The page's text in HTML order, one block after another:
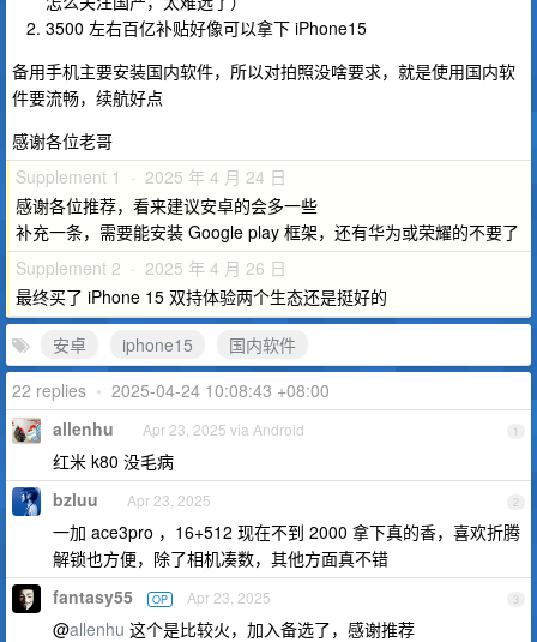
3500 左右百亿补贴好像可以拿下 iPhone15
备用手机主要安装国内软件，所以对拍照没啥要求，就是使用国内软
件要流畅，续航好点
感谢各位老哥
Supplement 1 · 2025 年 4 月 24 日
感谢各位推荐，看来建议安卓的会多一些
补充一条，需要能安装 Google play 框架，还有华为或荣耀的不要了
Supplement 2 · 2025 年 4 月 26 日
最终买了 iPhone 15 双持体验两个生态还是挺好的
安卓
iphone15
国内软件
22 replies • 2025-04-24 10:08:43 +08:00
1
allenhu Apr 23, 2025 via Android
红米 k80 没毛病
2
bzluu Apr 23, 2025
一加 ace3pro ，16+512 现在不到 2000 拿下真的香，喜欢折腾
解锁也方便，除了相机凑数，其他方面真不错
3
fantasy55 OP Apr 23, 2025
@allenhu 这个是比较火，加入备选了，感谢推荐